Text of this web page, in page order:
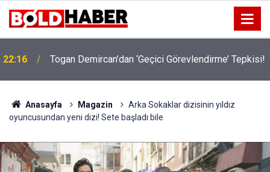
19:32 Sıcak Havalarda Ödem Şikayetini Hafife Almayın!
Anasayfa Magazin
Arka Sokaklar dizisinin yıldız
oyuncusundan yeni dizi! Sete başladı bile